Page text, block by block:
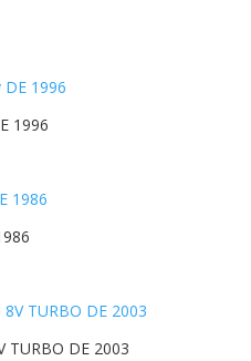
1996
TURBO DE 2003